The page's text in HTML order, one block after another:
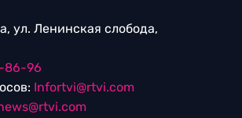
ул. Ленинская слобода,
86-96
Infortvi@rtvi.com